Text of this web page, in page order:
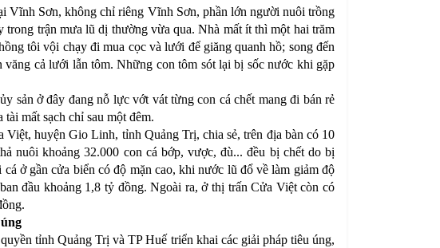
Vĩnh Sơn, không chỉ riêng Vĩnh Sơn, phần lớn người nuôi trồng
trận mưa lũ dị thường vừa qua. Nhà mất ít thì một hai trăm
tôi vội chạy đi mua cọc và lưới để giăng quanh hồ; song đến
văng cả lưới lẫn tôm. Những con tôm sót lại bị sốc nước khi gặp
sản ở đây đang nỗ lực vớt vát từng con cá chết mang đi bán rẻ
mất sạch chỉ sau một đêm.
huyện Gio Linh, tỉnh Quảng Trị, chia sẻ, trên địa bàn có 10
nuôi khoảng 32.000 con cá bớp, vược, đù... đều bị chết do bị
ở gần cửa biển có độ mặn cao, khi nước lũ đổ về làm giảm độ
đầu khoảng 1,8 tỷ đồng. Ngoài ra, ở thị trấn Cửa Việt còn có
tỉnh Quảng Trị và TP Huế triển khai các giải pháp tiêu úng,